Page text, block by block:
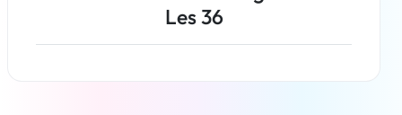
Les 36